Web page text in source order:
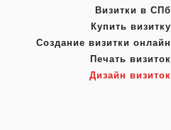
Визитки в СПб
Купить визитку
Создание визитки онлайн
Печать визиток
Дизайн визиток